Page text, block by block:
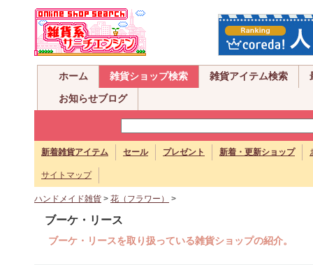
ホーム 雑貨ショップ検索 雑貨アイテム検索
お知らせブログ
新着雑貨アイテム セール プレゼント 新着・更新ショップ
サイトマップ
ハンドメイド雑貨 > 花（フラワー） >
ブーケ・リース
ブーケ・リースを取り扱っている雑貨ショップの紹介。